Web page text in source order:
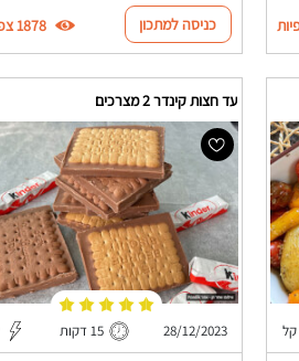
כניסה למתכון 1878 צפיות
קל
עד חצות קינדר 2 מצרכים
28/12/2023 15 דקות